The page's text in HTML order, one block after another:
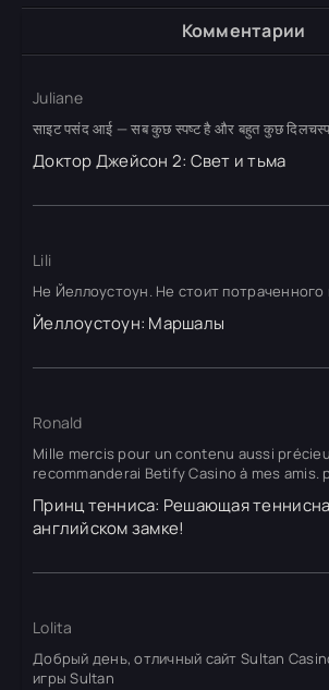
Комментарии
Juliane
साइट पसंद आई — सब कुछ स्पष्ट है और बहुत कुछ
Доктор Джейсон 2: Свет и тьма
Lili
Не Йеллоустоун. Не стоит
Йеллоустоун: Маршалы
Ronald
Mille mercis pour un contenu aussi
recommanderai Betify Casino à mes
Принц тенниса: Решающая
английском замке!
Lolita
Добрый день, отличный сайт Sultan
игры Sultan